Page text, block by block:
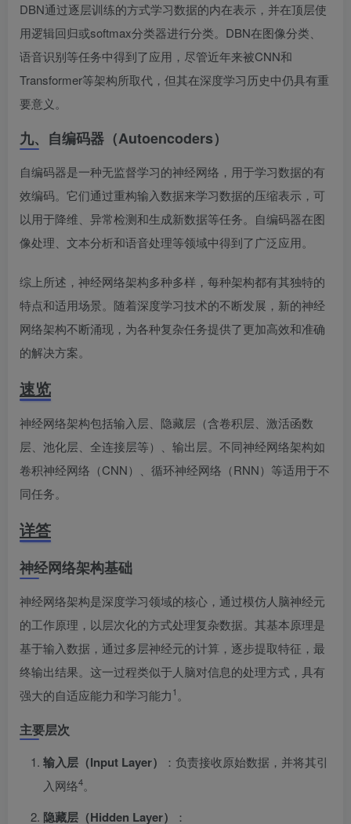
DBN通过逐层训练的方式学习数据的内在表示，并在顶层使
用逻辑回归或softmax分类器进行分类。DBN在图像分类、
语音识别等任务中得到了应用，尽管近年来被CNN和
Transformer等架构所取代，但其在深度学习历史中仍具有重
要意义。
九、自编码器（Autoencoders）
自编码器是一种无监督学习的神经网络，用于学习数据的有
效编码。它们通过重构输入数据来学习数据的压缩表示，可
以用于降维、异常检测和生成新数据等任务。自编码器在图
像处理、文本分析和语音处理等领域中得到了广泛应用。
综上所述，神经网络架构多种多样，每种架构都有其独特的
特点和适用场景。随着深度学习技术的不断发展，新的神经
网络架构不断涌现，为各种复杂任务提供了更加高效和准确
的解决方案。
速览
神经网络架构包括输入层、隐藏层（含卷积层、激活函数
层、池化层、全连接层等）、输出层。不同神经网络架构如
卷积神经网络（CNN）、循环神经网络（RNN）等适用于不
同任务。
详答
神经网络架构基础
神经网络架构是深度学习领域的核心，通过模仿人脑神经元
的工作原理，以层次化的方式处理复杂数据。其基本原理是
基于输入数据，通过多层神经元的计算，逐步提取特征，最
终输出结果。这一过程类似于人脑对信息的处理方式，具有
强大的自适应能力和学习能力1 。
主要层次
输入层（Input Layer）
：负责接收原始数据，并将其引
入网络4。
隐藏层（Hidden Layer） ：